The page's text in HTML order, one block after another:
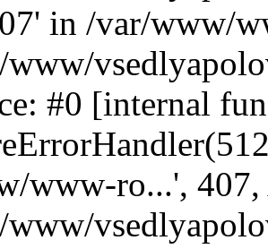
in /var/www/
www/
#0 [internal
www-ro...',
www/